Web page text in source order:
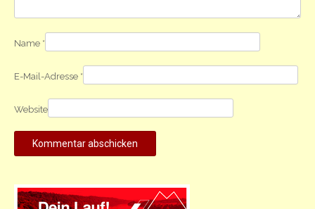
Name *
E-Mail-Adresse *
Website